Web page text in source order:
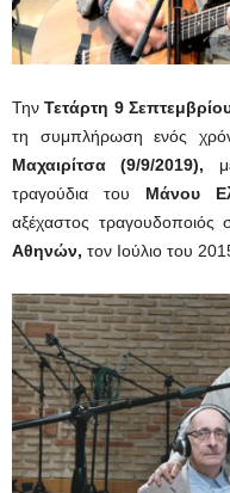
ΤηνΤετάρτη 9
τη συμπλήρωση ενός
Μαχαιρίτσα(9/9/2019),
τραγούδια του Μάνου
αξέχαστος τραγουδοποιός
Αθηνών, τον Ιούλιο του